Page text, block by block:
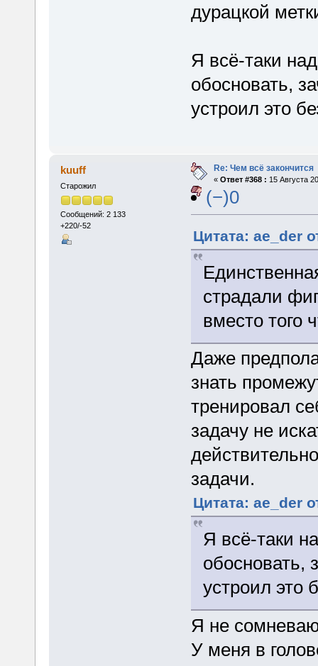
дурацкой
Я всё-таки
обосновать,
устроил это
kuuff
Старожил
Сообщений: 2 133
+220/-52
Re: Чем всё закончится
« Ответ #368 : 15 Августа
(−)0
Цитата: ae_der
страдали
вместо того
Даже
знать
тренировал
задачу не
задачи.
Цитата: ae_der
Я всё-таки
обосновать,
устроил это
Я не
У меня в